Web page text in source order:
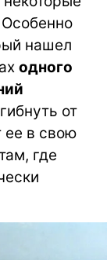
нашел
одного
от
ее в свою
где